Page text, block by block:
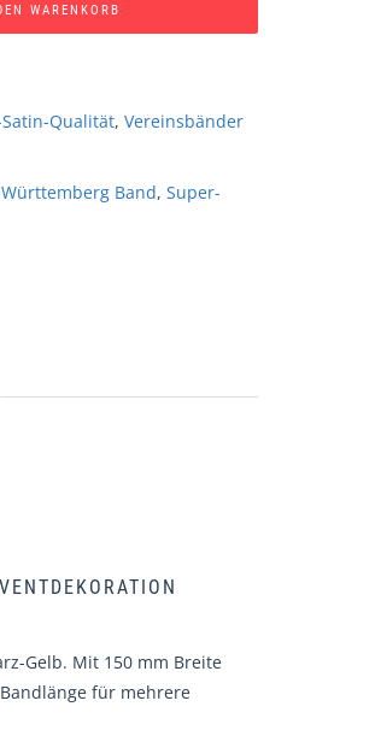
WARENKORB
Qualität, Vereinsbänder
Band, Super-
Gelb. Mit 150 mm Breite
für mehrere